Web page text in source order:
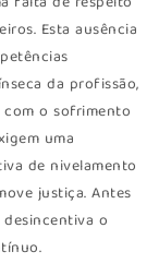
Esta ausência
da profissão,
o sofrimento
uma
de nivelamento
justiça. Antes
o